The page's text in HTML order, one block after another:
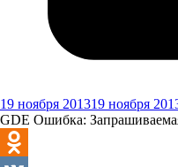
19 ноября 201319 ноября
GDE Ошибка: